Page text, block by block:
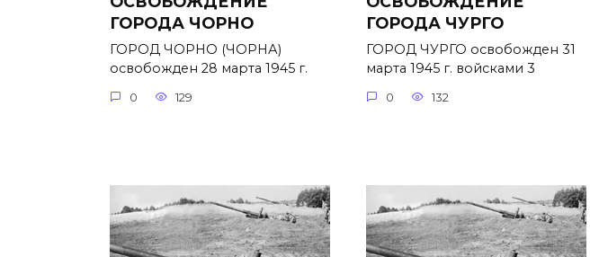
ГОРОДА ЧОРНО
ГОРОД ЧОРНО (ЧОРНА)
освобожден 28 марта 1945 г.
0 129
ГОРОДА ЧУРГО
ГОРОД ЧУРГО освобожден 31
марта 1945 г. войсками 3
0 132